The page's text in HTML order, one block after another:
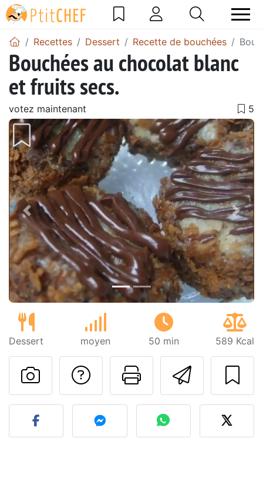
Recettes Dessert Recette de bouchées
Bouchées au chocolat blanc
et fruits secs.
votez maintenant
Précédent
Dessert moyen 50 min 589 Kcal
Imprimer
Poser une
Publier votre photo de